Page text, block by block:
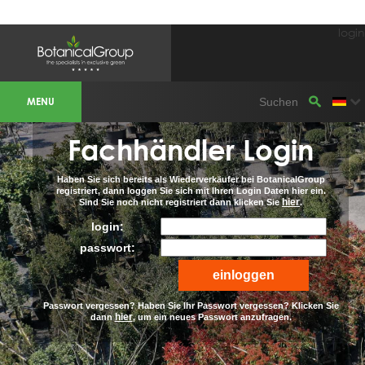
BOTANICALGROUP EINSATZGEBIET &
WEBSITES
OLIJFBOOMSPECIALIST.NL
OLIJFBOOMSPECIALIST.BE
LESPECIALISTEDESOLIVIERS.FR
OLIVENBAUM.DE
DRZEWAOLIWNE.PL
OLIVETREESPECIALIST.COM
Bomen
BOMEN.NL
GROENBLIJVENDEBOMEN.NL
GROENBLIJVENDEBOMEN.BE
PALMBOMENSPECIALIST.NL
IMMERGRUENEBAEUME.DE
Botanicalgroup
BOTANICALGROUP.EU
BOTANICALGROUP.DE
BOTANICALGROUP.BE
login
MENU
Fachhändler Login
Haben Sie sich bereits als Wiederverkäufer bei BotanicalGroup
registriert, dann loggen Sie sich mit Ihren Login Daten hier ein.
Sind Sie noch nicht registriert dann klicken Siehier.
login:
passwort:
Passwort vergessen? Haben Sie Ihr Passwort vergessen? Klicken Sie
dannhier, um ein neues Passwort anzufragen.